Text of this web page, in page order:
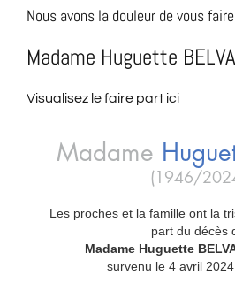
Nous avons la douleur de vous
Madame Huguette
Visualisez le faire part ici